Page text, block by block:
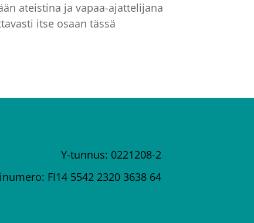
ateistina ja vapaa-ajattelijana
itse osaan tässä
Y-tunnus: 0221208-2
FI14 5542 2320 3638 64